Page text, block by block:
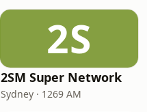
2S
2SM Super Network
Sydney · 1269 AM